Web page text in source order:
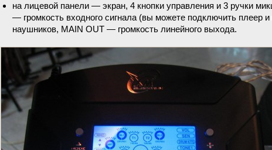
на лицевой панели — экран, 4 кнопки управления и 3 ручки
— громкость входного сигнала (вы можете подключить плеер
наушников, MAIN OUT — громкость линейного выхода.